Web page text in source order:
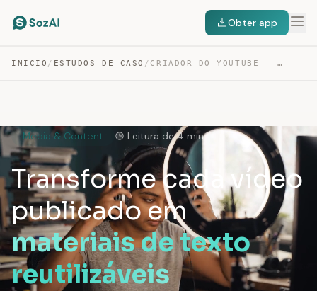
Obter app
INÍCIO / ESTUDOS DE CASO / CRIADOR DO YOUTUBE — DA TRANSCRIÇÃO A MATERIAIS DE CONTEÚDO
Media & Content Leitura de 4 min
Transforme cada vídeo
publicado em
materiais de texto
reutilizáveis